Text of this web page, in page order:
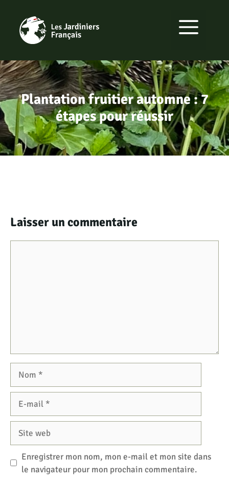
contenu
MENU
Plantation fruitier automne : 7
étapes pour réussir
Laisser un commentaire
mail
web
Enregistrer mon nom, mon e-mail et mon site dans
le navigateur pour mon prochain commentaire.